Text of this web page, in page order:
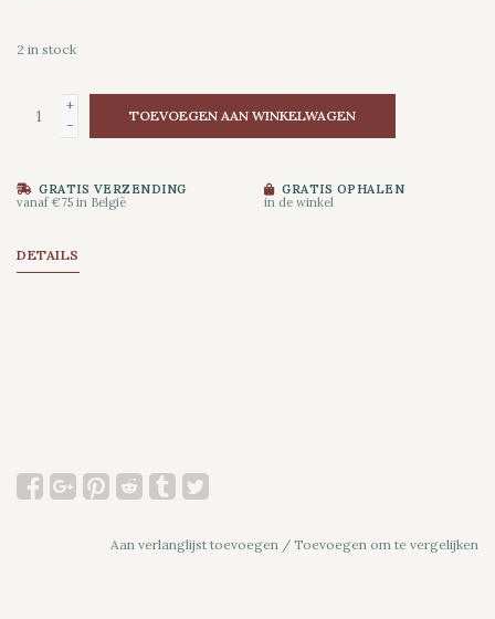
2 in stock
+
-
TOEVOEGEN AAN WINKELWAGEN
GRATIS VERZENDING
vanaf €75 in België
GRATIS OPHALEN
in de winkel
DETAILS
Aan verlanglijst toevoegen / Toevoegen om te vergelijken